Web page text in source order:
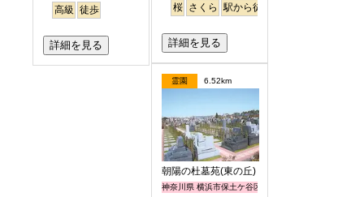
高級 徒歩
詳細を見る
桜 さくら 駅から徒歩
詳細を見る
霊園 6.52km
朝陽の杜墓苑(東の丘)
神奈川県 横浜市保土ケ谷区